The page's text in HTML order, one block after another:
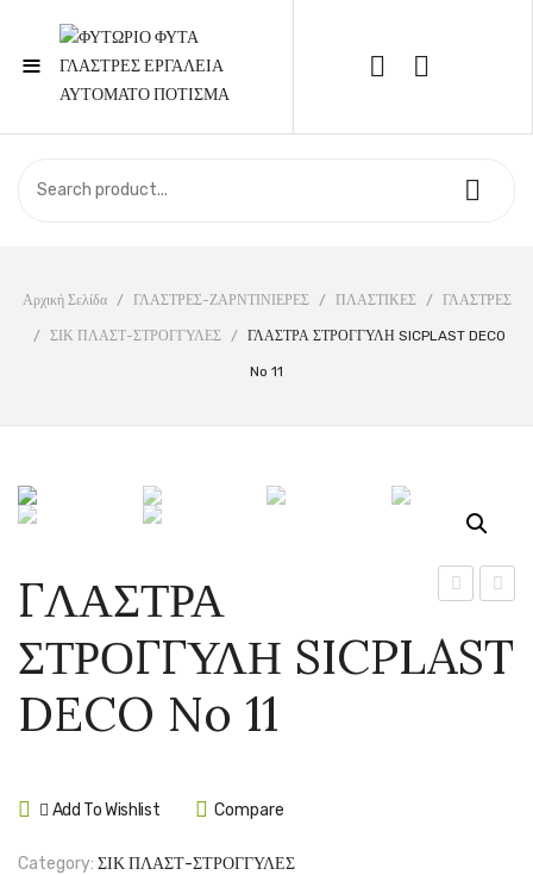
≡
Call Support: 210 6857844
ΣΧΕΤΙΚΆ ΜΕ ΕΜΆΣ
ΕΠΙΚΟΙΝΩΝΊΑ
Αρχική Σελίδα / ΓΛΑΣΤΡΕΣ-ΖΑΡΝΤΙΝΙΕΡΕΣ / ΠΛΑΣΤΙΚΕΣ / ΓΛΑΣΤΡΕΣ
/ ΣΙΚ ΠΛΑΣΤ-ΣΤΡΟΓΓΥΛΕΣ / ΓΛΑΣΤΡΑ ΣΤΡΟΓΓΥΛΗ SICPLAST DECO
No 11
SICPLAST
ΓΛΑΣΤΡΑ
ΣΤΡΟΓΓΥΛΗ SICPLAST
DECO No 11
Add To Wishlist Compare
Category: ΣΙΚ ΠΛΑΣΤ-ΣΤΡΟΓΓΥΛΕΣ